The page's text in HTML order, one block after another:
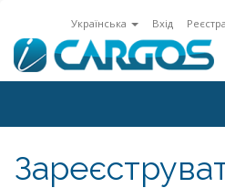
Українська Вхід